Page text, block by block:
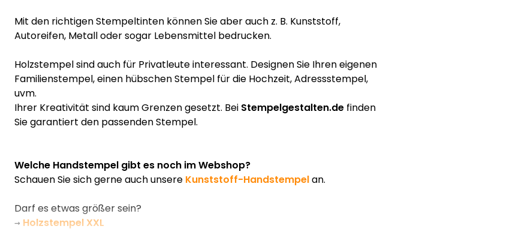
Mit den richtigen Stempeltinten können Sie aber auch z. B. Kunststoff,
Autoreifen, Metall oder sogar Lebensmittel bedrucken.
Holzstempel sind auch für Privatleute interessant. Designen Sie Ihren eigenen
Familienstempel, einen hübschen Stempel für die Hochzeit, Adressstempel,
uvm.
Ihrer Kreativität sind kaum Grenzen gesetzt. Bei Stempelgestalten.de finden
Sie garantiert den passenden Stempel.
Welche Handstempel gibt es noch im Webshop?
Schauen Sie sich gerne auch unsere Kunststoff-Handstempelan.
Darf es etwas größer sein?
→ Holzstempel XXL